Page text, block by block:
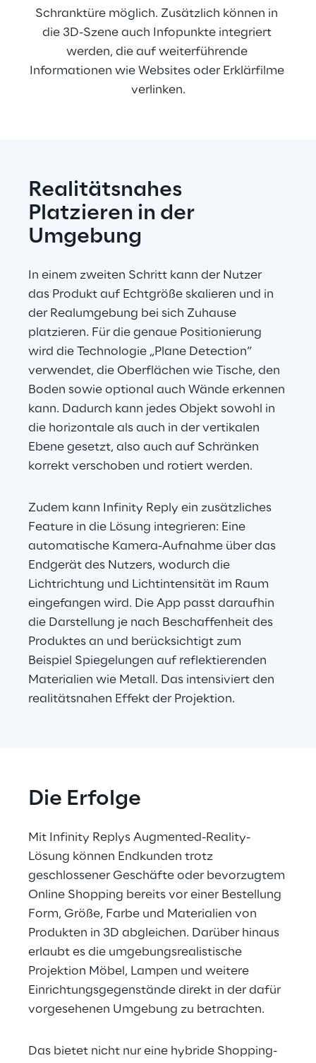
Schranktüre möglich. Zusätzlich können in
die 3D-Szene auch Infopunkte integriert
werden, die auf weiterführende
Informationen wie Websites oder Erklärfilme
verlinken.
Realitätsnahes
Platzieren in der
Umgebung
In einem zweiten Schritt kann der Nutzer
das Produkt auf Echtgröße skalieren und in
der Realumgebung bei sich Zuhause
platzieren. Für die genaue Positionierung
wird die Technologie „Plane Detection“
verwendet, die Oberflächen wie Tische, den
Boden sowie optional auch Wände erkennen
kann. Dadurch kann jedes Objekt sowohl in
die horizontale als auch in der vertikalen
Ebene gesetzt, also auch auf Schränken
korrekt verschoben und rotiert werden.
Zudem kann Infinity Reply ein zusätzliches
Feature in die Lösung integrieren: Eine
automatische Kamera-Aufnahme über das
Endgerät des Nutzers, wodurch die
Lichtrichtung und Lichtintensität im Raum
eingefangen wird. Die App passt daraufhin
die Darstellung je nach Beschaffenheit des
Produktes an und berücksichtigt zum
Beispiel Spiegelungen auf reflektierenden
Materialien wie Metall. Das intensiviert den
realitätsnahen Effekt der Projektion.
Die Erfolge
Mit Infinity Replys Augmented-Reality-
Lösung können Endkunden trotz
geschlossener Geschäfte oder bevorzugtem
Online Shopping bereits vor einer Bestellung
Form, Größe, Farbe und Materialien von
Produkten in 3D abgleichen. Darüber hinaus
erlaubt es die umgebungsrealistische
Projektion Möbel, Lampen und weitere
Einrichtungsgegenstände direkt in der dafür
vorgesehenen Umgebung zu betrachten.
Das bietet nicht nur eine hybride Shopping-